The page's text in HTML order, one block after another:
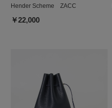
Hender Scheme ZACC
￥22,000